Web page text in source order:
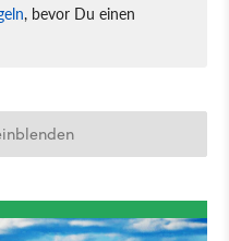
, bevor Du einen